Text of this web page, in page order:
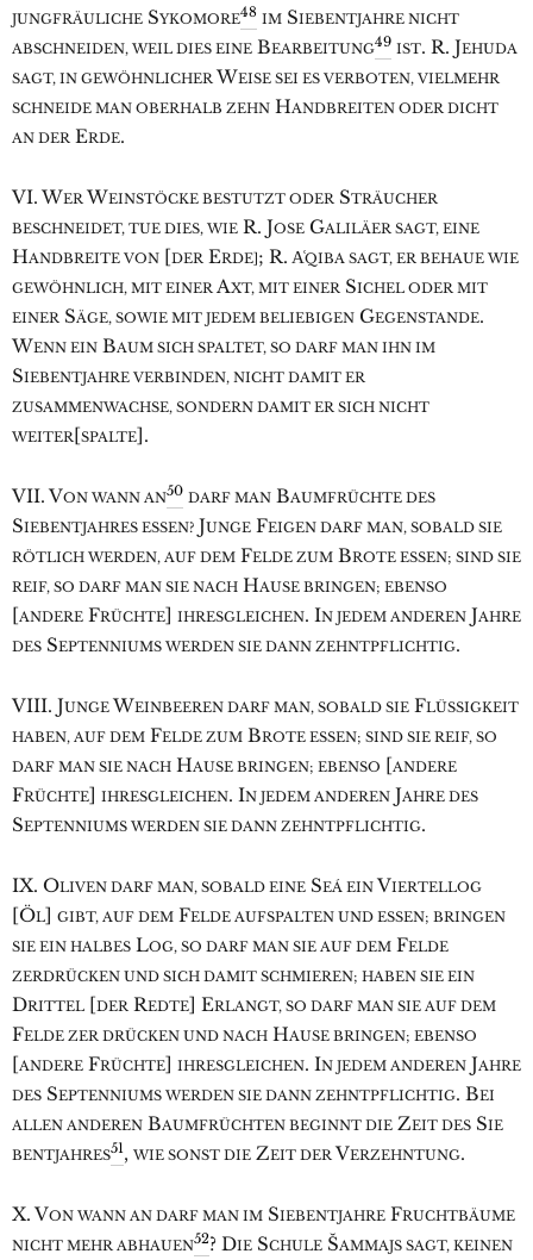
JUNGFRÄULICHE SYKOMORE48 IM SIEBENTJAHRE NICHT
ABSCHNEIDEN, WEIL DIES EINE BEARBEITUNG49 IST. R. JEHUDA
SAGT, IN GEWÖHNLICHER WEISE SEI ES VERBOTEN, VIELMEHR
SCHNEIDE MAN OBERHALB ZEHN HANDBREITEN ODER DICHT
AN DER ERDE.
VI. WER WEINSTÖCKE BESTUTZT ODER STRÄUCHER
BESCHNEIDET, TUE DIES, WIE R. JOSE GALILÄER SAGT, EINE
HANDBREITE VON [DER ERDE]; R. A͑QIBA SAGT, ER BEHAUE WIE
GEWÖHNLICH, MIT EINER AXT, MIT EINER SICHEL ODER MIT
EINER SÄGE, SOWIE MIT JEDEM BELIEBIGEN GEGENSTANDE.
WENN EIN BAUM SICH SPALTET, SO DARF MAN IHN IM
SIEBENTJAHRE VERBINDEN, NICHT DAMIT ER
ZUSAMMENWACHSE, SONDERN DAMIT ER SICH NICHT
WEITER[SPALTE].
VII. VON WANN AN50 DARF MAN BAUMFRÜCHTE DES
SIEBENTJAHRES ESSEN? JUNGE FEIGEN DARF MAN, SOBALD SIE
RÖTLICH WERDEN, AUF DEM FELDE ZUM BROTE ESSEN; SIND SIE
REIF, SO DARF MAN SIE NACH HAUSE BRINGEN; EBENSO
[ANDERE FRÜCHTE] IHRESGLEICHEN. IN JEDEM ANDEREN JAHRE
DES SEPTENNIUMS WERDEN SIE DANN ZEHNTPFLICHTIG.
VIII. JUNGE WEINBEEREN DARF MAN, SOBALD SIE FLÜSSIGKEIT
HABEN, AUF DEM FELDE ZUM BROTE ESSEN; SIND SIE REIF, SO
DARF MAN SIE NACH HAUSE BRINGEN; EBENSO [ANDERE
FRÜCHTE] IHRESGLEICHEN. IN JEDEM ANDEREN JAHRE DES
SEPTENNIUMS WERDEN SIE DANN ZEHNTPFLICHTIG.
IX. OLIVEN DARF MAN, SOBALD EINE SEÁ EINVIERTELLOG
[ÖL] GIBT, AUF DEM FELDE AUFSPALTEN UND ESSEN; BRINGEN
SIE EIN HALBES LOG, SO DARF MAN SIE AUF DEM FELDE
ZERDRÜCKEN UND SICH DAMIT SCHMIEREN; HABEN SIE EIN
DRITTEL [DER REDTE] ERLANGT, SO DARF MAN SIE AUF DEM
FELDE ZER DRÜCKEN UND NACH HAUSE BRINGEN; EBENSO
[ANDERE FRÜCHTE] IHRESGLEICHEN. IN JEDEM ANDEREN JAHRE
DES SEPTENNIUMS WERDEN SIE DANN ZEHNTPFLICHTIG. BEI
ALLEN ANDEREN BAUMFRÜCHTEN BEGINNT DIE ZEIT DES SIE
BENTJAHRES51, WIE SONST DIE ZEIT DER VERZEHNTUNG.
X. VON WANN AN DARF MAN IM SIEBENTJAHRE FRUCHTBÄUME
NICHT MEHR ABHAUEN52? DIE SCHULE ŠAMMAJS SAGT, KEINEN